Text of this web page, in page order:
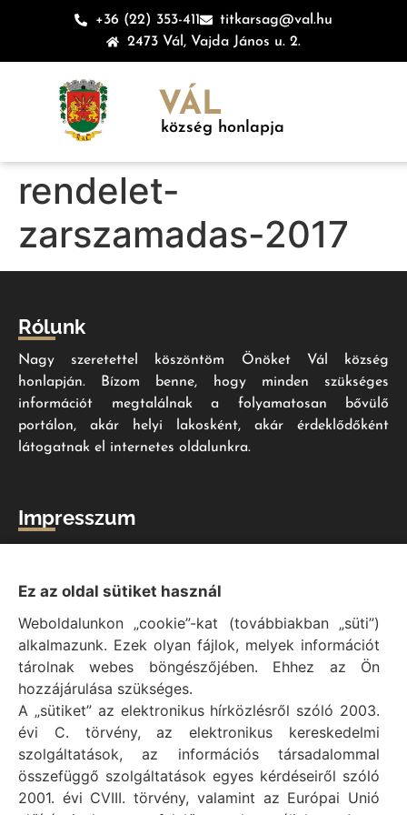
+36 (22) 353-411
titkarsag@val.hu
2473 Vál, Vajda János u. 2.
VÁL
község honlapja
rendelet-
zarszamadas-2017
Rólunk
Nagy szeretettel köszöntöm Önöket Vál község
honlapján. Bízom benne, hogy minden szükséges
információt megtalálnak a folyamatosan bővülő
portálon, akár helyi lakosként, akár érdeklődőként
látogatnak el internetes oldalunkra.
Impresszum
Vál Község Önkormányzat © 1996 - 2020
Adatvédelmi tájékoztató
Felelős: Bechtold Tamás polgármester
Cím: H-2473 Vál, Vajda János utca 2.
Telefon: +36 (22) 353-411
E-mail: polgarmester@val.hu
Elérhetőségek
Ez az oldal sütiket használ
Weboldalunkon „cookie”-kat (továbbiakban „süti”)
alkalmazunk. Ezek olyan fájlok, melyek információt
tárolnak webes böngészőjében. Ehhez az Ön
hozzájárulása szükséges.
A „sütiket” az elektronikus hírközlésről szóló 2003.
évi C. törvény, az elektronikus kereskedelmi
szolgáltatások, az információs társadalommal
összefüggő szolgáltatások egyes kérdéseiről szóló
2001. évi CVIII. törvény, valamint az Európai Unió